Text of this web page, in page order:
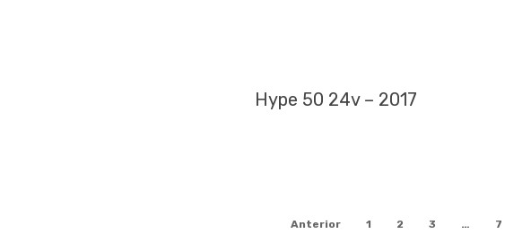
Hype 50 24v – 2017
Anterior 1 2 3 … 7